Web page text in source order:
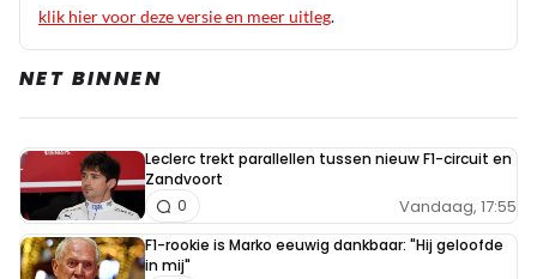
klik hier voor deze versie en meer uitleg.
NET BINNEN
Leclerc trekt parallellen tussen nieuw F1-circuit en
Zandvoort
Vandaag, 17:55
0
F1-rookie is Marko eeuwig dankbaar: "Hij geloofde
in mij"